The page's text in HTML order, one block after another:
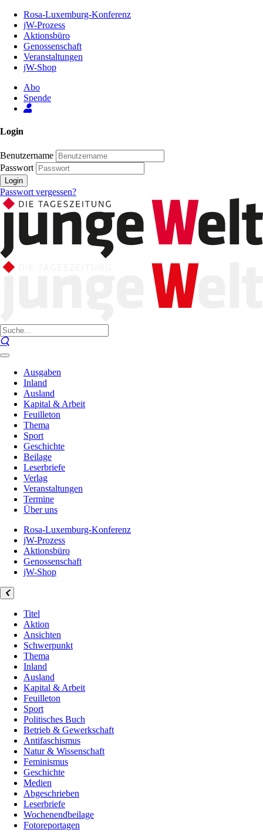
Inhalt
Seite
Rosa-Luxemburg-Konferenz
jW-Prozess
Aktionsbüro
Genossenschaft
Veranstaltungen
jW-Shop
Abo
Spende
Login
Benutzername
Passwort
Login
Passwort vergessen?
Ausgaben
Inland
Ausland
Kapital & Arbeit
Feuilleton
Thema
Sport
Geschichte
Beilage
Leserbriefe
Verlag
Veranstaltungen
Termine
Über uns
Rosa-Luxemburg-Konferenz
jW-Prozess
Aktionsbüro
Genossenschaft
jW-Shop
Titel
Aktion
Ansichten
Schwerpunkt
Thema
Inland
Ausland
Kapital & Arbeit
Feuilleton
Sport
Politisches Buch
Betrieb & Gewerkschaft
Antifaschismus
Natur & Wissenschaft
Feminismus
Geschichte
Medien
Abgeschrieben
Leserbriefe
Wochenendbeilage
Fotoreportagen